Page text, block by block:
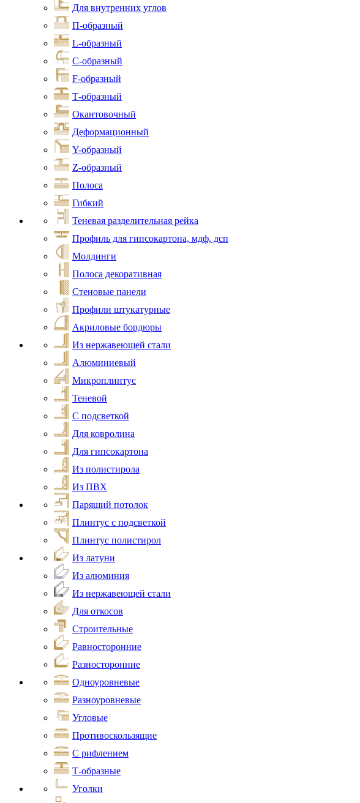
Для внутренних углов
П-образный
L-образный
С-образный
F-образный
Т-образный
Окантовочный
Деформационный
Y-образный
Z-образный
Полоса
Гибкий
Теневая разделительная рейка
Профиль для гипсокартона, мдф, дсп
Молдинги
Полоса декоративная
Стеновые панели
Профили штукатурные
Акриловые бордюры
Из нержавеющей стали
Алюминиевый
Микроплинтус
Теневой
С подсветкой
Для ковролина
Для гипсокартона
Из полистирола
Из ПВХ
Парящий потолок
Плинтус с подсветкой
Плинтус полистирол
Из латуни
Из алюминия
Из нержавеющей стали
Для откосов
Строительные
Равносторонние
Разносторонние
Одноуровневые
Разноуровневые
Угловые
Противоскользящие
С рифлением
Т-образные
Уголки